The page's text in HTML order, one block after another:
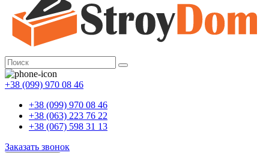
+38 (099) 970 08 46
+38 (099) 970 08 46
+38 (063) 223 76 22
+38 (067) 598 31 13
Заказать звонок